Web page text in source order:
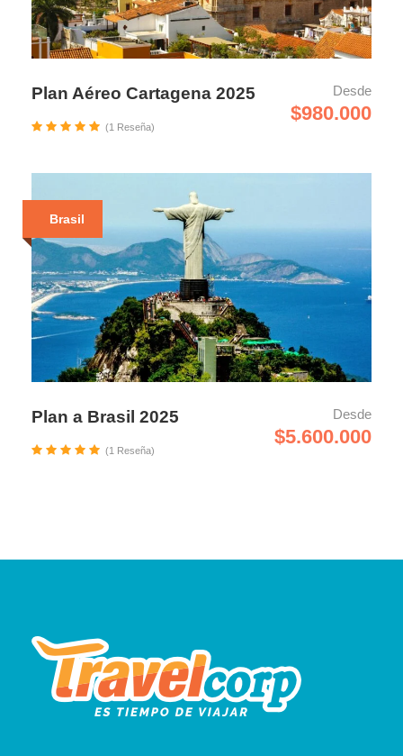
Plan Aéreo Cartagena 2025 Desde
$980.000
(1 Reseña)
Brasil
Plan a Brasil 2025 Desde
$5.600.000
(1 Reseña)